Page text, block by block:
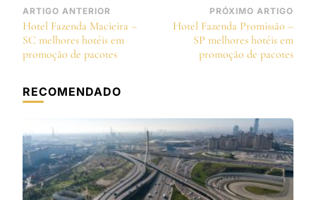
Navegação
de
post
ARTIGO ANTERIOR
Hotel Fazenda Macieira –
SC melhores hotéis em
promoção de pacotes
PRÓXIMO ARTIGO
Hotel Fazenda Promissão –
SP melhores hotéis em
promoção de pacotes
RECOMENDADO